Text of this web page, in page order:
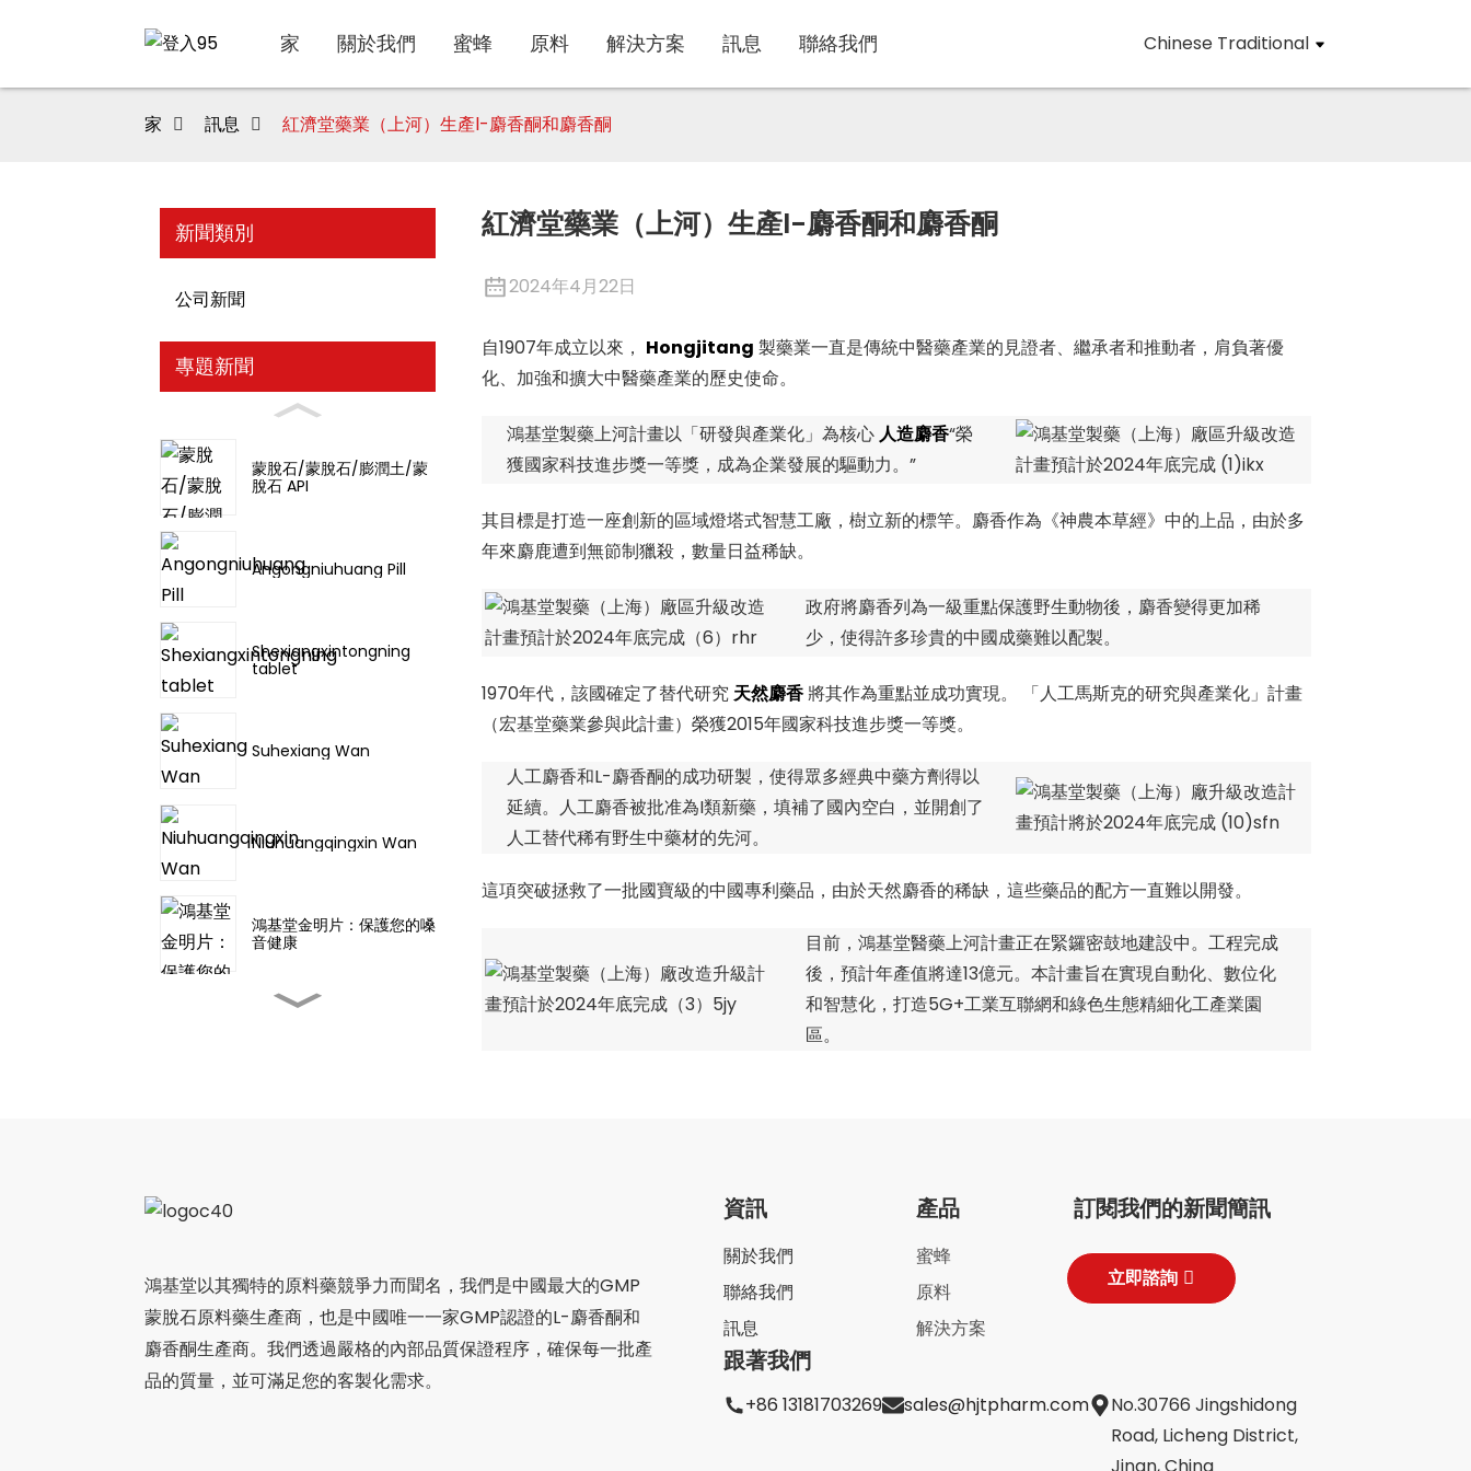
家 關於我們 蜜蜂 原料 解決方案 訊息 聯絡我們 Chinese Traditional
家 訊息 紅濟堂藥業（上河）生產l-麝香酮和麝香酮
新聞類別
公司新聞
專題新聞
蒙脫石/蒙脫石/膨潤土/蒙
脫石 API
Angongniuhuang Pill
Shexiangxintongning
tablet
Suhexiang Wan
Niuhuangqingxin Wan
鴻基堂金明片：保護您的嗓
音健康
SSW在美國的展覽會圓滿
落幕，展現了其創新實力和
全球影響力。
紅濟堂藥業（上河）生產l-麝香酮和麝香酮
2024年4月22日
自1907年成立以來， Hongjitang 製藥業一直是傳統中醫藥產業的見證者、繼承者和推動者，肩負著優
化、加強和擴大中醫藥產業的歷史使命。
鴻基堂製藥上河計畫以「研發與產業化」為核心人造麝香“榮
獲國家科技進步獎一等獎，成為企業發展的驅動力。”
其目標是打造一座創新的區域燈塔式智慧工廠，樹立新的標竿。麝香作為《神農本草經》中的上品，由於多
年來麝鹿遭到無節制獵殺，數量日益稀缺。
政府將麝香列為一級重點保護野生動物後，麝香變得更加稀
少，使得許多珍貴的中國成藥難以配製。
1970年代，該國確定了替代研究天然麝香將其作為重點並成功實現。 「人工馬斯克的研究與產業化」計畫
（宏基堂藥業參與此計畫）榮獲2015年國家科技進步獎一等獎。
人工麝香和L-麝香酮的成功研製，使得眾多經典中藥方劑得以
延續。人工麝香被批准為I類新藥，填補了國內空白，並開創了
人工替代稀有野生中藥材的先河。
這項突破拯救了一批國寶級的中國專利藥品，由於天然麝香的稀缺，這些藥品的配方一直難以開發。
目前，鴻基堂醫藥上河計畫正在緊鑼密鼓地建設中。工程完成
後，預計年產值將達13億元。本計畫旨在實現自動化、數位化
和智慧化，打造5G+工業互聯網和綠色生態精細化工產業園
區。
鴻基堂以其獨特的原料藥競爭力而聞名，我們是中國最大的GMP
蒙脫石原料藥生產商，也是中國唯一一家GMP認證的L-麝香酮和
麝香酮生產商。我們透過嚴格的內部品質保證程序，確保每一批產
品的質量，並可滿足您的客製化需求。
資訊
關於我們
聯絡我們
訊息
產品
蜜蜂
原料
解決方案
訂閱我們的新聞簡訊
立即諮詢
跟著我們
+86 13181703269 sales@hjtpharm.com
No.30766 Jingshidong
Road, Licheng District,
Jinan, China